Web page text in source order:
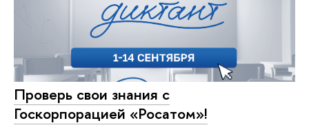
Проверь свои знания с
Госкорпорацией «Росатом»!